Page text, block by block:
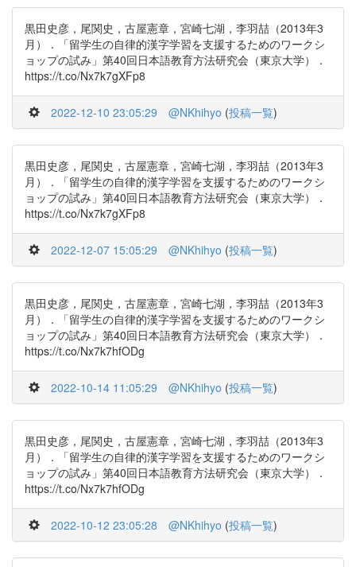
黒田史彦，尾関史，古屋憲章，宮崎七湖，李羽喆（2013年3
月）．「留学生の自律的漢字学習を支援するためのワークシ
ョップの試み」第40回日本語教育方法研究会（東京大学）．
https://t.co/Nx7k7gXFp8
2022-12-10 23:05:29 @NKhihyo (投稿一覧)
黒田史彦，尾関史，古屋憲章，宮崎七湖，李羽喆（2013年3
月）．「留学生の自律的漢字学習を支援するためのワークシ
ョップの試み」第40回日本語教育方法研究会（東京大学）．
https://t.co/Nx7k7gXFp8
2022-12-07 15:05:29 @NKhihyo (投稿一覧)
黒田史彦，尾関史，古屋憲章，宮崎七湖，李羽喆（2013年3
月）．「留学生の自律的漢字学習を支援するためのワークシ
ョップの試み」第40回日本語教育方法研究会（東京大学）．
https://t.co/Nx7k7hfODg
2022-10-14 11:05:29 @NKhihyo (投稿一覧)
黒田史彦，尾関史，古屋憲章，宮崎七湖，李羽喆（2013年3
月）．「留学生の自律的漢字学習を支援するためのワークシ
ョップの試み」第40回日本語教育方法研究会（東京大学）．
https://t.co/Nx7k7hfODg
2022-10-12 23:05:28 @NKhihyo (投稿一覧)